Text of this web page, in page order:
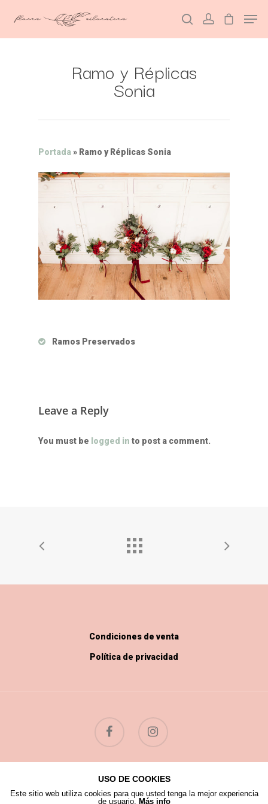
Hit enter to search or ESC to close
Ramo y Réplicas
Sonia
Portada» Ramo y Réplicas Sonia
Ramos Preservados
Leave a Reply
You must be logged in to post a comment.
Condiciones de venta
Política de privacidad
© 2026 Flores Silvestres.
USO DE COOKIES
Este sitio web utiliza cookies para que usted tenga la mejor experiencia
de usuario. Más info